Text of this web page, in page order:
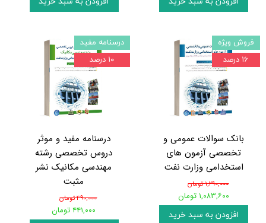
بانک سوالات عمومی و
تخصصی آزمون های
استخدامی وزارت نفت
۱,۲۹۰,۰۰۰ تومان
۱,۰۸۳,۶۰۰ تومان
افزودن به سبد خرید
فروش ویژه
۱۶ درصد
درسنامه مفید و موثر
دروس تخصصی رشته
مهندسی مکانیک نشر
مثبت
۴۹۰,۰۰۰ تومان
۴۴۱,۰۰۰ تومان
درسنامه مفید
۱۰ درصد